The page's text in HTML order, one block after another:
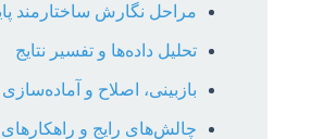
مراحل نگارش ساختارمند
تحلیل داده‌ها و تفسیر نتایج
بازبینی، اصلاح و
چالش‌های رایج و راهکارهای